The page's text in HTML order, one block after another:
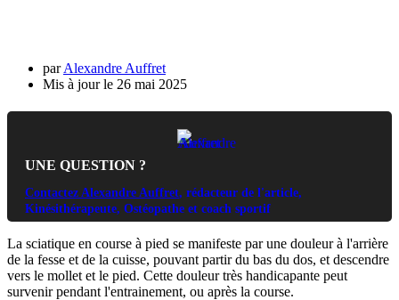
parAlexandre Auffret
26 mai 2025
UNE QUESTION ?
Contactez Alexandre Auffret, rédacteur de l'article,
Kinésithérapeute, Ostéopathe et coach sportif
La sciatique en course à pied se manifeste par une douleur à l'arrière
de la fesse et de la cuisse, pouvant partir du bas du dos, et descendre
vers le mollet et le pied. Cette douleur très handicapante peut
survenir pendant l'entrainement, ou après la course.